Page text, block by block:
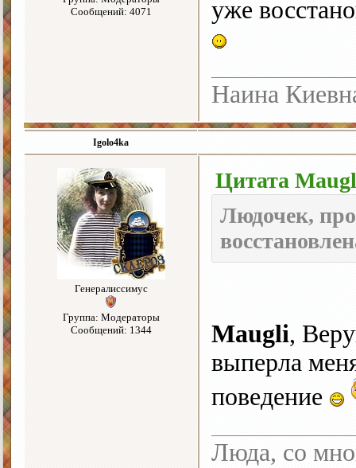
Сообщений: 4071
уже
Наина
Igolo4ka
Генералиссимус
Группа: Модераторы
Сообщений: 1344
Цитата
Людочек,
Maugli,
выперла
поведение
Люда, со